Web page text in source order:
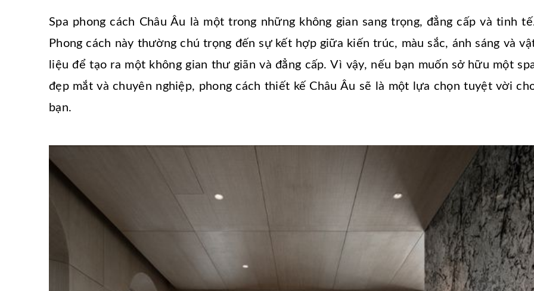
Spa phong cách Châu Âu là một trong những không gian sang trọng, đẳng cấp và tinh
Phong cách này thường chú trọng đến sự kết hợp giữa kiến trúc, màu sắc, ánh sáng và
liệu để tạo ra một không gian thư giãn và đẳng cấp. Vì vậy, nếu bạn muốn sở hữu một
đẹp mắt và chuyên nghiệp, phong cách thiết kế Châu Âu sẽ là một lựa chọn tuyệt vời
bạn.